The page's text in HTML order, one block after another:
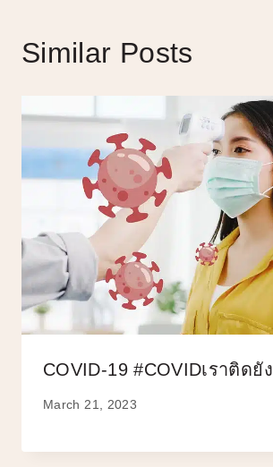
Similar Posts
COVID-19 #COVIDเราติดยัง
March 21, 2023